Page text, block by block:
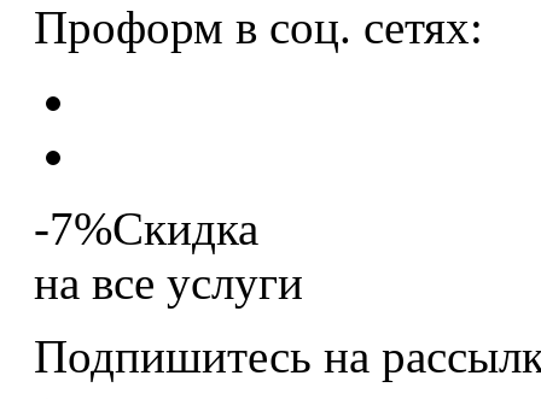
Проформ в соц. сетях:
-7%Скидка
на все услуги
Подпишитесь на